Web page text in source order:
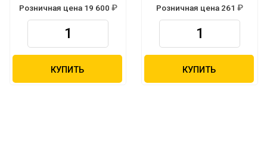
Розничная цена 19 600
КУПИТЬ
Розничная цена 261
КУПИТЬ
Р Р